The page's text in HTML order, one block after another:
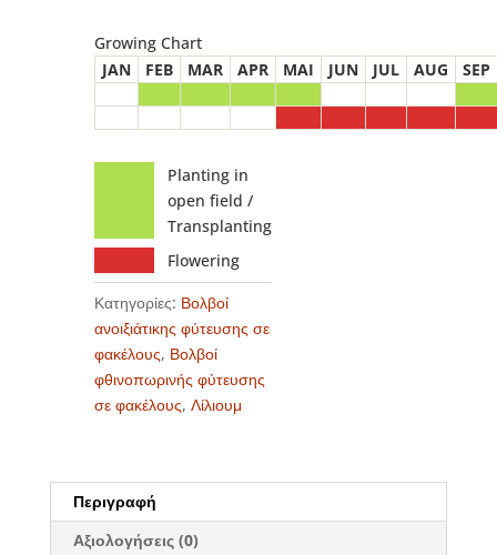
Growing Chart
JAN
FEB MAR APR MAI JUN JUL AUG SEP
Planting in
open field /
Transplanting
Flowering
Κατηγορίες: Βολβοί
ανοιξιάτικης φύτευσης σε
φακέλους, Βολβοί
φθινοπωρινής φύτευσης
σε φακέλους, Λίλιουμ
Περιγραφή
Αξιολογήσεις (0)